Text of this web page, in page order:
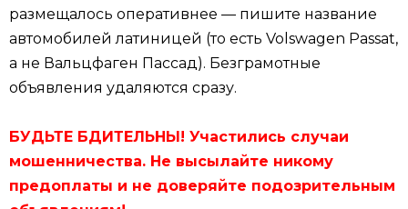
размещалось оперативнее — пишите название
автомобилей латиницей (то есть Volswagen Passat,
а не Вальцфаген Пассад). Безграмотные
объявления удаляются сразу.
БУДЬТЕ БДИТЕЛЬНЫ! Участились случаи
мошенничества. Не высылайте никому
предоплаты и не доверяйте подозрительным